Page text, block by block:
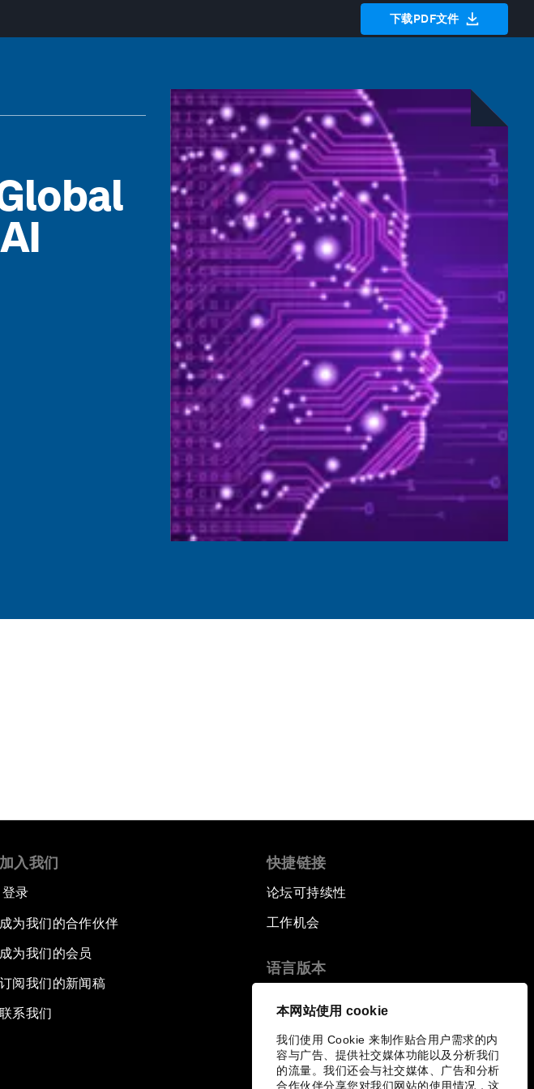
本网站使用 cookie
我们使用 Cookie 来制作贴合用户需求的内
容与广告、提供社交媒体功能以及分析我们
的流量。我们还会与社交媒体、广告和分析
合作伙伴分享您对我们网站的使用情况，这
下载PDF文件
加入我们
登录
成为我们的合作伙伴
成为我们的会员
订阅我们的新闻稿
联系我们
快捷链接
论坛可持续性
工作机会
语言版本